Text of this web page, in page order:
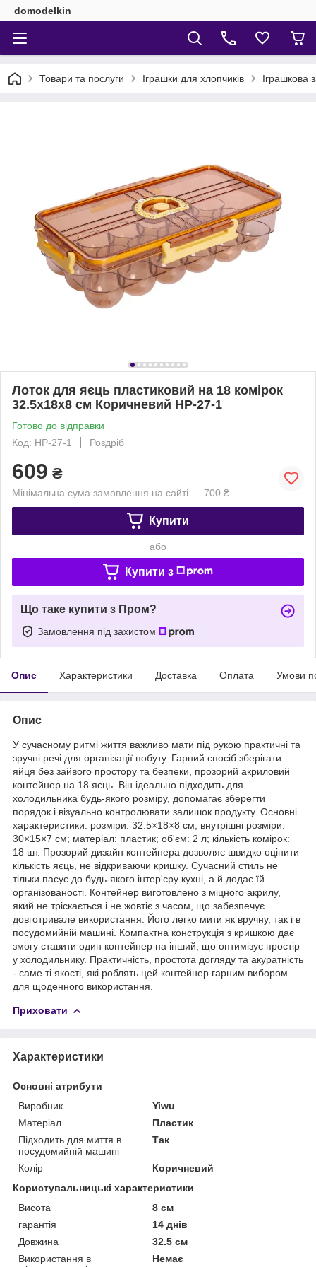
domodelkin
Товари та послуги Іграшки для хлопчиків Іграшкова
Лоток для яєць пластиковий на 18 комірок
32.5х18х8 см Коричневий HP-27-1
Готово до відправки
Код: HP-27-1
Роздріб
609 ₴
Мінімальна сума замовлення на сайті — 700 ₴
Купити
або
Купити з
Що таке купити з Пром?
Замовлення під захистом
Опис Характеристики Доставка Оплата Умови
Опис
У сучасному ритмі життя важливо мати під рукою практичні та
зручні речі для організації побуту. Гарний спосіб зберігати
яйця без зайвого простору та безпеки, прозорий акриловий
контейнер на 18 яєць. Він ідеально підходить для
холодильника будь-якого розміру, допомагає зберегти
порядок і візуально контролювати залишок продукту. Основні
характеристики: розміри: 32.5×18×8 см; внутрішні розміри:
30×15×7 см; матеріал: пластик; об'єм: 2 л; кількість комірок:
18 шт. Прозорий дизайн контейнера дозволяє швидко оцінити
кількість яєць, не відкриваючи кришку. Сучасний стиль не
тільки пасує до будь-якого інтер'єру кухні, а й додає їй
організованості. Контейнер виготовлено з міцного акрилу,
який не тріскається і не жовтіє з часом, що забезпечує
довготривале використання. Його легко мити як вручну, так і в
посудомийній машині. Компактна конструкція з кришкою дає
змогу ставити один контейнер на інший, що оптимізує простір
у холодильнику. Практичність, простота догляду та акуратність
- саме ті якості, які роблять цей контейнер гарним вибором
для щоденного використання.
Приховати
Характеристики
Основні атрибути
Виробник
Yiwu
Матеріал
Пластик
Підходить для миття в
посудомийній машині
Так
Колір
Коричневий
Користувальницькі характеристики
Висота
8 см
гарантія
14 днів
Довжина
32.5 см
Використання в
Немає